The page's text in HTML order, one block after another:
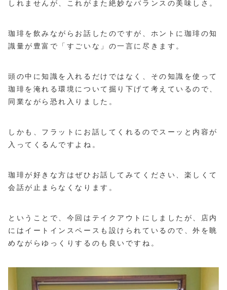
しれませんが、これがまた絶妙なバランスの美味しさ。
珈琲を飲みながらお話したのですが、ホントに珈琲の知
識量が豊富で「すごいな」の一言に尽きます。
頭の中に知識を入れるだけではなく、その知識を使って
珈琲を淹れる環境について掘り下げて考えているので、
同業ながら恐れ入りました。
しかも、フラットにお話してくれるのでスーッと内容が
入ってくるんですよね。
珈琲が好きな方はぜひお話してみてください、楽しくて
会話が止まらなくなります。
ということで、今回はテイクアウトにしましたが、店内
にはイートインスペースも設けられているので、外を眺
めながらゆっくりするのも良いですね。